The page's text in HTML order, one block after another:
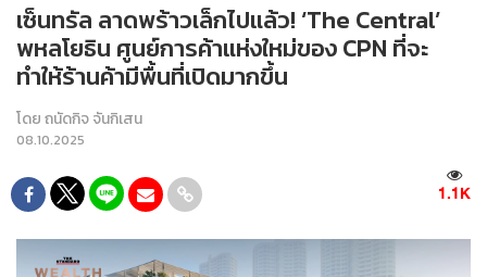
เซ็นทรัล ลาดพร้าวเล็กไปแล้ว! ‘The Central’
พหลโยธิน ศูนย์การค้าแห่งใหม่ของ CPN ที่จะ
ทำให้ร้านค้ามีพื้นที่เปิดมากขึ้น
โดยถนัดกิจ จันกิเสน
08.10.2025
1.1K